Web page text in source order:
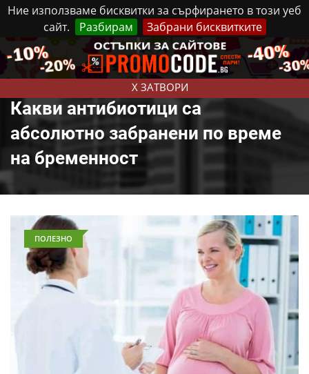
Ние използваме бисквитки за сърфирането в този уеб
сайт.
Разбирам Забрани бисквитките
X ЗАТВОРИ
Четвъртък, 6 Август, 2026 Реклама Контакти
Какви антибиотици са
абсолютно забранени по време
на бременност
ПОЛЕЗНО